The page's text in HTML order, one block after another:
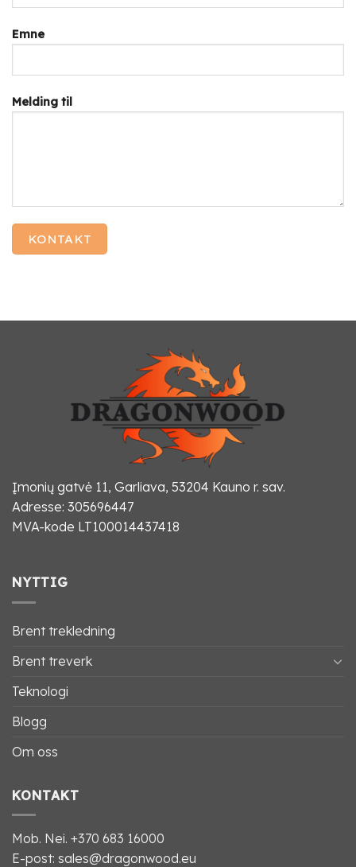
Emne
Melding til
Įmonių gatvė 11, Garliava, 53204 Kauno r. sav.
Adresse: 305696447
MVA-kode LT100014437418
NYTTIG
Brent trekledning
Brent treverk
Teknologi
Blogg
Om oss
KONTAKT
Mob. Nei. +370 683 16000
E-post: sales@dragonwood.eu